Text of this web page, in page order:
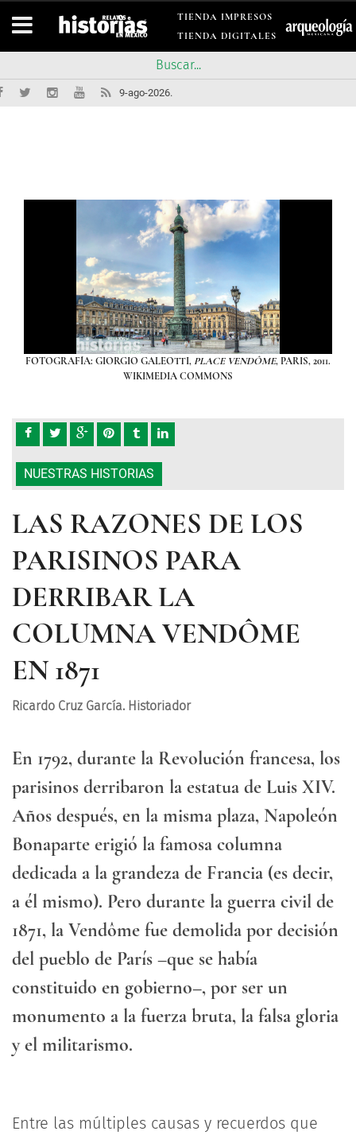
TIENDA IMPRESOS
TIENDA DIGITALES
9-ago-2026.
FOTOGRAFÍA: GIORGIO GALEOTTI, PLACE VENDÔME, PARIS, 2011.
WIKIMEDIA COMMONS
NUESTRAS HISTORIAS
LAS RAZONES DE LOS
PARISINOS PARA
DERRIBAR LA
COLUMNA VENDÔME
EN 1871
Ricardo Cruz García. Historiador
En 1792, durante la Revolución francesa, los
parisinos derribaron la estatua de Luis XIV.
Años después, en la misma plaza, Napoleón
Bonaparte erigió la famosa columna
dedicada a la grandeza de Francia (es decir,
a él mismo). Pero durante la guerra civil de
1871, la Vendôme fue demolida por decisión
del pueblo de París –que se había
constituido en gobierno–, por ser un
monumento a la fuerza bruta, la falsa gloria
y el militarismo.
Entre las múltiples causas y recuerdos que